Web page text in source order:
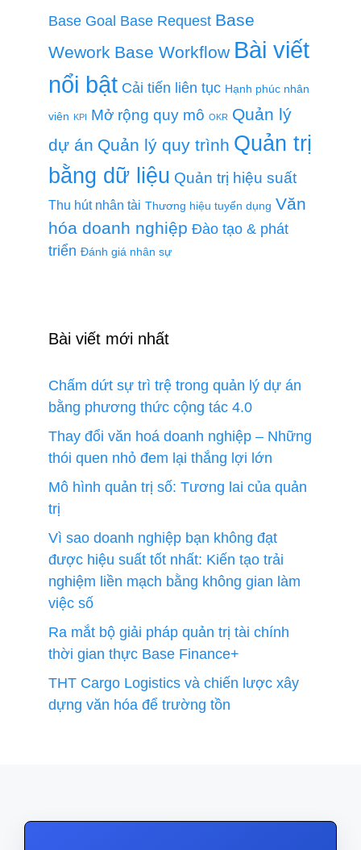
Base Goal Base Request Base
Wework Base Workflow Bài viết
nổi bật Cải tiến liên tục Hạnh phúc nhân
viên KPI Mở rộng quy mô OKR Quản lý
dự án Quản lý quy trình Quản trị
bằng dữ liệu Quản trị hiệu suất
Thu hút nhân tài Thương hiệu tuyển dụng Văn
hóa doanh nghiệp Đào tạo & phát
triển Đánh giá nhân sự
Bài viết mới nhất
Chấm dứt sự trì trệ trong quản lý dự án
bằng phương thức cộng tác 4.0
Thay đổi văn hoá doanh nghiệp – Những
thói quen nhỏ đem lại thắng lợi lớn
Mô hình quản trị số: Tương lai của quản
trị
Vì sao doanh nghiệp bạn không đạt
được hiệu suất tốt nhất: Kiến tạo trải
nghiệm liền mạch bằng không gian làm
việc số
Ra mắt bộ giải pháp quản trị tài chính
thời gian thực Base Finance+
THT Cargo Logistics và chiến lược xây
dựng văn hóa để trường tồn